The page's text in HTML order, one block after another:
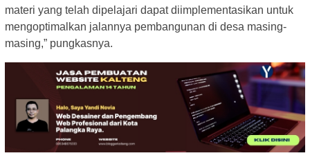
materi yang telah dipelajari dapat diimplementasikan untuk
mengoptimalkan jalannya pembangunan di desa masing-
masing,” pungkasnya.